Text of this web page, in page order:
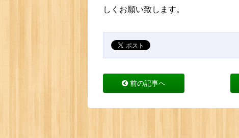
しくお願い致します。
前の記事へ